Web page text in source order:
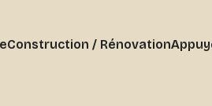
Construction / Rénovation